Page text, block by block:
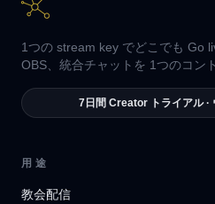
1つの stream key でどこでも Go
OBS、統合チャットを 1つのコン
7日間 Creator トライアル ·
用途
教会配信